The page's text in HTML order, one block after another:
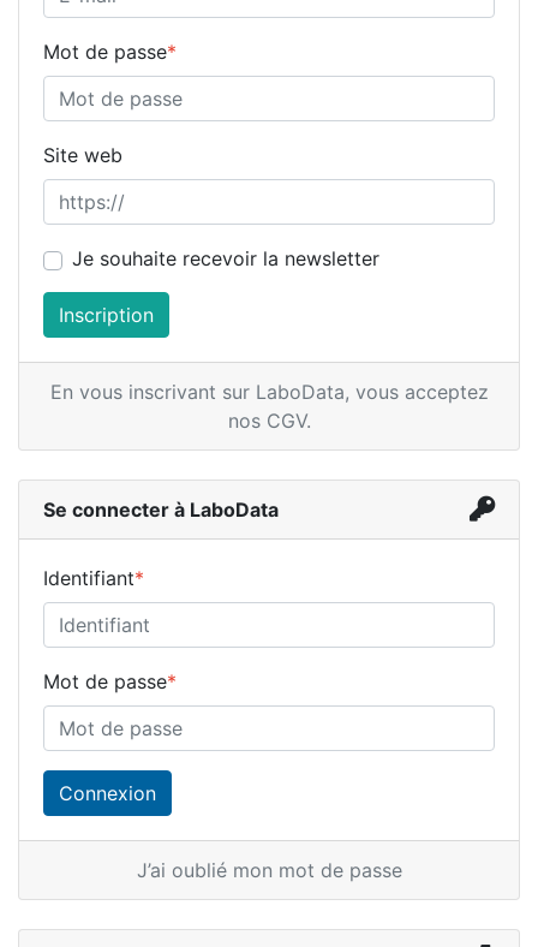
Mot de passe*
Site web
Je souhaite recevoir la newsletter
Inscription
En vous inscrivant sur LaboData, vous acceptez
nos CGV.
Se connecter à LaboData
Identifiant*
Mot de passe*
J’ai oublié mon mot de passe